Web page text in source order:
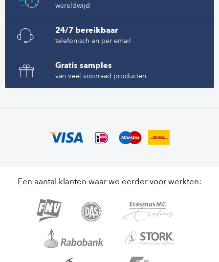
wereldwijd
24/7 bereikbaar
telefonisch en per email
Gratis samples
van veel voorraad producten
Een aantal klanten waar we eerder voor werkten: